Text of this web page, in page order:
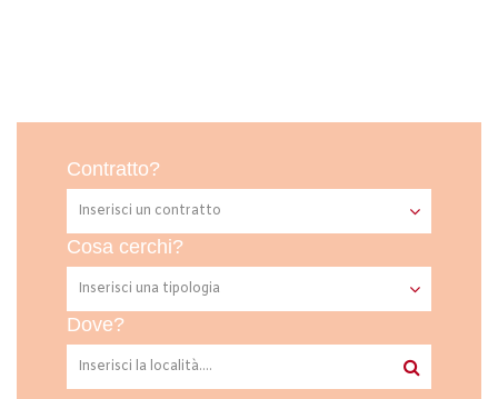
Contratto?
Cosa cerchi?
Dove?